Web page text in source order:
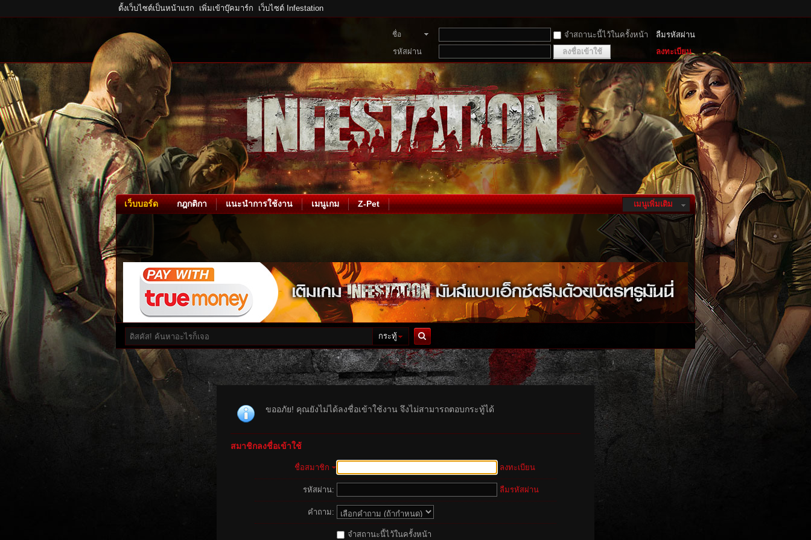
ตั้งเว็บไซต์เป็นหน้าแรก เพิ่มเข้าบุ๊คมาร์ก เว็บไซต์ Infestation
ชื่อ
สมาชิก
จำสถานะนี้ไว้ในครั้งหน้า
ลืมรหัสผ่าน
รหัสผ่าน
ลงชื่อเข้าใช้ ลงทะเบียน
เมนูเพิ่มเติม
เว็บบอร์ด กฎกติกา แนะนำการใช้งาน เมนูเกม Z-Pet
กระทู้
ค้นหา
ขออภัย! คุณยังไม่ได้ลงชื่อเข้าใช้งาน จึงไม่สามารถตอบกระทู้ได้
สมาชิกลงชื่อเข้าใช้
ชื่อสมาชิก ลงทะเบียน
รหัสผ่าน: ลืมรหัสผ่าน
คำถาม:
จำสถานะนี้ไว้ในครั้งหน้า